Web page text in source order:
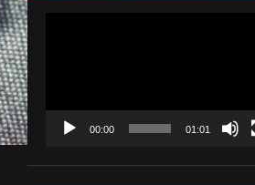
00:00 01:01